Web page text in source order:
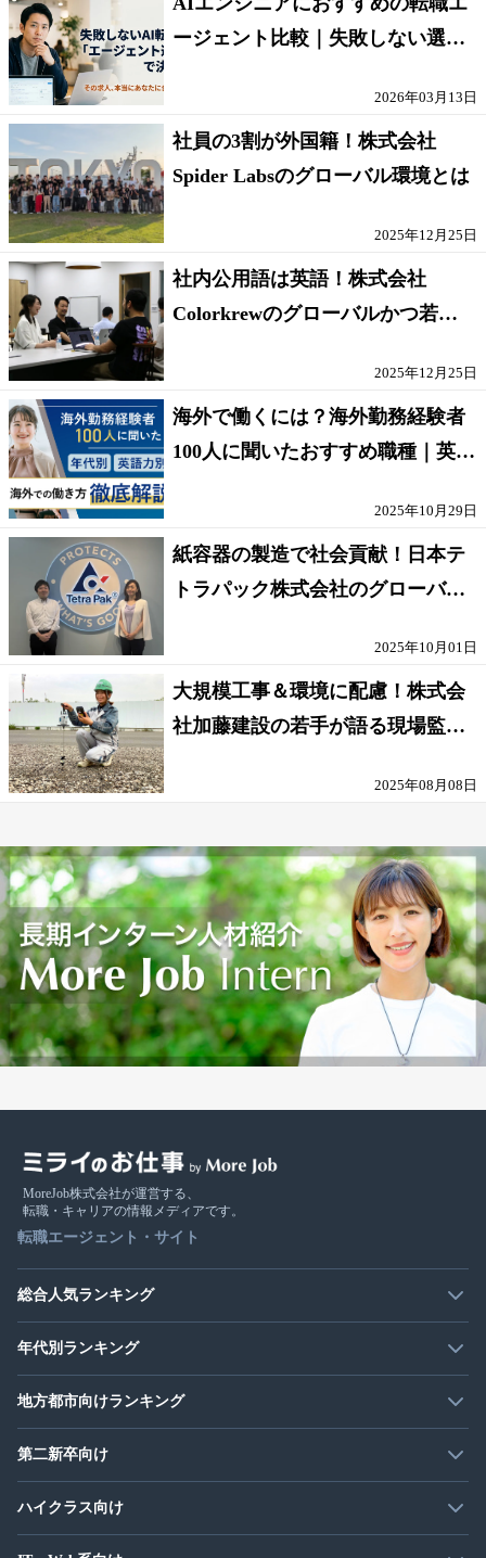
ージェント比較｜失敗しない選び
2026年03月13日
社員の3割が外国籍！株式会社
Spider Labsのグローバル環境とは
2025年12月25日
社内公用語は英語！株式会社
Colorkrewのグローバルかつ若手
2025年12月25日
海外で働くには？海外勤務経験者
100人に聞いたおすすめ職種｜英語
2025年10月29日
紙容器の製造で社会貢献！日本テ
トラパック株式会社のグローバル
2025年10月01日
大規模工事＆環境に配慮！株式会
社加藤建設の若手が語る現場監督
2025年08月08日
MoreJob株式会社が運営する、
転職・キャリアの情報メディアです。
転職エージェント・サイト
総合人気ランキング
年代別ランキング
地方都市向けランキング
第二新卒向け
ハイクラス向け